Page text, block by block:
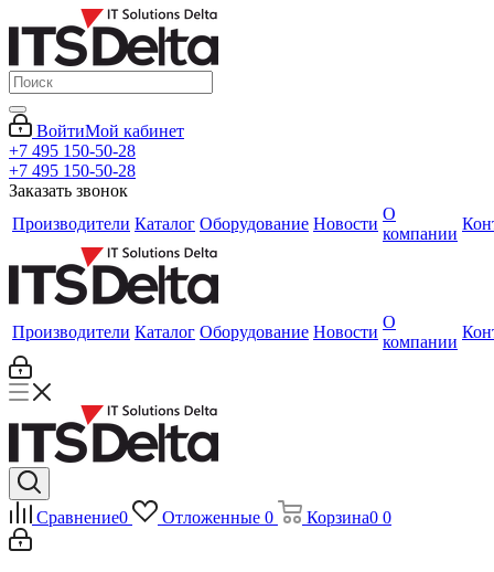
ВойтиМой кабинет
+7 495 150-50-28
+7 495 150-50-28
Заказать звонок
Производители Каталог Оборудование Новости
О
компании
Производители Каталог Оборудование Новости
О
компании
Сравнение0 Отложенные 0 Корзина0 0